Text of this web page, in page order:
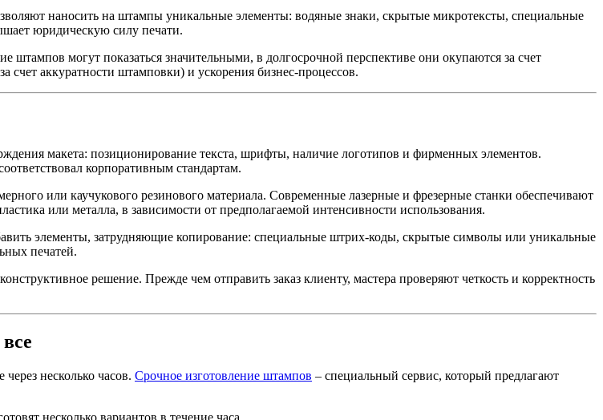
наносить на штампы уникальные элементы: водяные знаки, скрытые микротексты, специальные
юридическую силу печати.
штампов могут показаться значительными, в долгосрочной перспективе они окупаются за счет
аккуратности штамповки) и ускорения бизнес-процессов.
макета: позиционирование текста, шрифты, наличие логотипов и фирменных элементов.
корпоративным стандартам.
или каучукового резинового материала. Современные лазерные и фрезерные станки обеспечивают
или металла, в зависимости от предполагаемой интенсивности использования.
элементы, затрудняющие копирование: специальные штрих-коды, скрытые символы или уникальные
печатей.
решение. Прежде чем отправить заказ клиенту, мастера проверяют четкость и корректность
несколько часов. Срочное изготовление штампов – специальный сервис, который предлагают